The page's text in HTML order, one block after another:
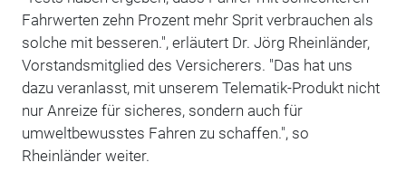
Fahrwerten zehn Prozent mehr Sprit verbrauchen als
solche mit besseren.", erläutert Dr. Jörg Rheinländer,
Vorstandsmitglied des Versicherers. "Das hat uns
dazu veranlasst, mit unserem Telematik-Produkt nicht
nur Anreize für sicheres, sondern auch für
umweltbewusstes Fahren zu schaffen.", so
Rheinländer weiter.